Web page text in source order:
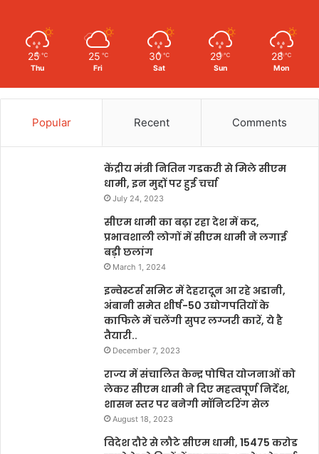
25 ℃
Thu
25 ℃
Fri
30 ℃
Sat
29 ℃
Sun
28 ℃
Mon
Popular Recent Comments
केंद्रीय मंत्री नितिन गडकरी से मिले सीएम
धामी, इन मुद्दों पर हुई चर्चा
July 24, 2023
सीएम धामी का बढ़ा रहा देश में कद,
प्रभावशाली लोगों में सीएम धामी ने लगाई
बड़ी छलांग
March 1, 2024
इन्वेस्टर्स समिट में देहरादून आ रहे अडानी,
अंबानी समेत शीर्ष-50 उद्योगपतियों के
काफिले में चलेंगी सुपर लग्जरी कारें, ये है
तैयारी..
December 7, 2023
राज्य में संचालित केन्द्र पोषित योजनाओं को
लेकर सीएम धामी ने दिए महत्वपूर्ण निर्देश,
शासन स्तर पर बनेगी मॉनिटरिंग सेल
August 18, 2023
विदेश दौरे से लौटे सीएम धामी, 15475 करोड